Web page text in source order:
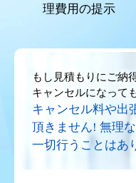
理費用の提示
もし見積もりにご納
キャンセルになって
キャンセル料や出
頂きません! 無理
一切行うことはあ